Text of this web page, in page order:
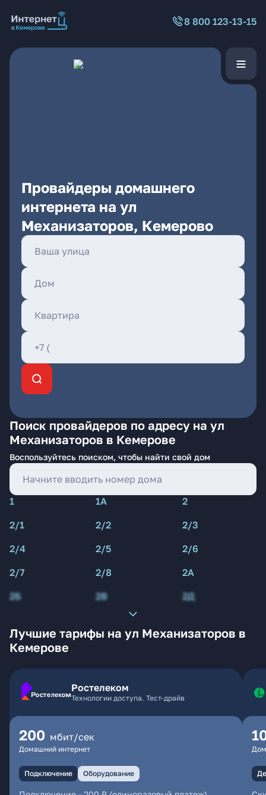
8 800 123-13-15
Провайдеры домашнего
интернета на ул
Механизаторов, Кемерово
Поиск провайдеров по адресу на ул
Механизаторов в Кемерове
Воспользуйтесь поиском, чтобы найти свой дом
1 1А
2
2/1
2/2
2/3
2/4
2/5
2/6
2/7
2/8
2А
2Б
2В 2Д
Лучшие тарифы на ул Механизаторов в
Кемерове
Ростелеком
Технологии доступа. Тест-драйв
200 мбит/сек
Домашний интернет
Подключение Оборудование